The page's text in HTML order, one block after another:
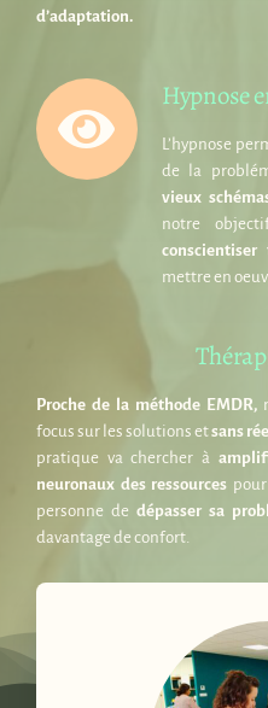
d’adaptation.
Hypnose
L’hypnose
de la
vieux
notre
conscientiser
mettre en
Proche de la méthode EMDR,
focus sur les solutions etsans
pratique va chercher à
neuronaux des ressources
personne de dépasser sa
davantage de confort.